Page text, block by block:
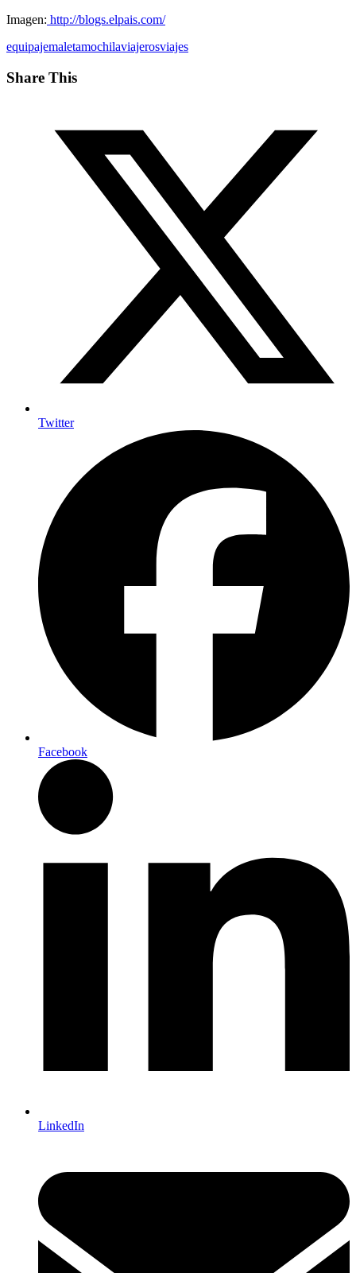
Imagen: http://blogs.elpais.com/
equipajemaletamochilaviajerosviajes
Share This
Twitter
Facebook
LinkedIn